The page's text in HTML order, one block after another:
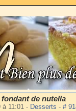
de nutella
à 11:01 - Desserts - #